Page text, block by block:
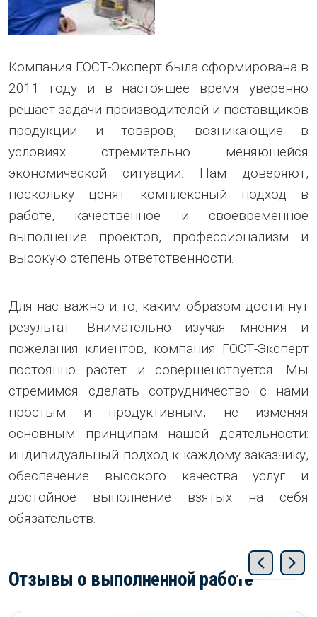
Компания ГОСТ-Эксперт была сформирована в
2011 году и в настоящее время уверенно
решает задачи производителей и поставщиков
продукции и товаров, возникающие в
условиях стремительно меняющейся
экономической ситуации. Нам доверяют,
поскольку ценят комплексный подход в
работе, качественное и своевременное
выполнение проектов, профессионализм и
высокую степень ответственности.
Для нас важно и то, каким образом достигнут
результат. Внимательно изучая мнения и
пожелания клиентов, компания ГОСТ-Эксперт
постоянно растет и совершенствуется. Мы
стремимся сделать сотрудничество с нами
простым и продуктивным, не изменяя
основным принципам нашей деятельности:
индивидуальный подход к каждому заказчику,
обеспечение высокого качества услуг и
достойное выполнение взятых на себя
обязательств.
Отзывы о выполненной работе